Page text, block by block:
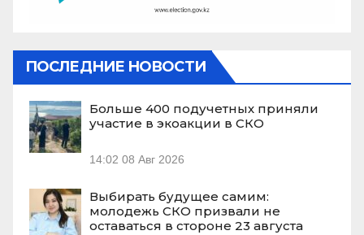
ПОСЛЕДНИЕ НОВОСТИ
Больше 400 подучетных приняли
участие в экоакции в СКО
14:02 08 Авг 2026
Выбирать будущее самим:
молодежь СКО призвали не
оставаться в стороне 23 августа